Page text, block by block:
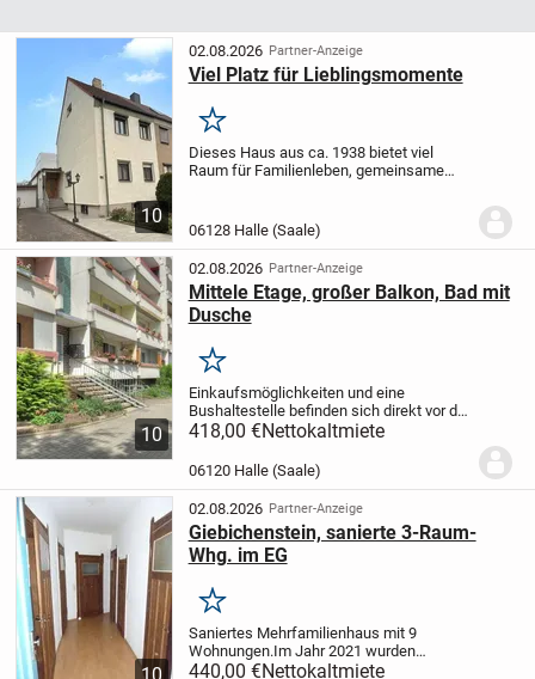
10
02.08.2026 Partner-Anzeige
Viel Platz für Lieblingsmomente
Merken
Dieses Haus aus ca. 1938 bietet viel
Raum für Familienleben, gemeinsame
sechs gut nutzbare Räume über mehrere
Ebenen und...
06128 Halle (Saale)
10
02.08.2026 Partner-Anzeige
Mittele Etage, großer Balkon, Bad mit
Dusche
Merken
Einkaufsmöglichkeiten und eine
Bushaltestelle befinden sich direkt vor der
Haustür.
418,00 €Nettokaltmiete
06120 Halle (Saale)
02.08.2026 Partner-Anzeige
Giebichenstein, sanierte 3-Raum-
Whg. im EG
Merken
Saniertes Mehrfamilienhaus mit 9
Wohnungen.Im Jahr 2021 wurden
straßenseitig 3-fach verglaste
440,00 €Nettokaltmiete